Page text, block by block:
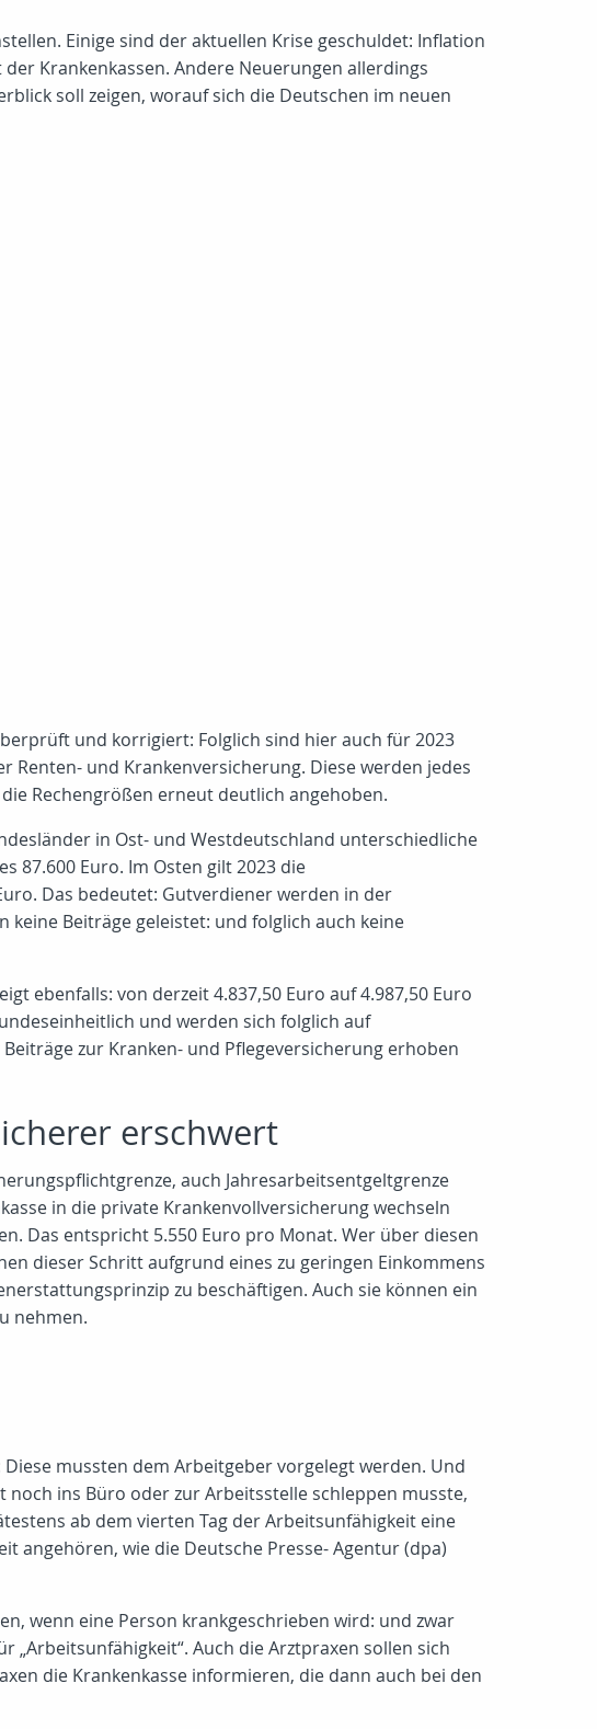
Einige sind der aktuellen Krise geschuldet: Inflation
Krankenkassen. Andere Neuerungen allerdings
soll zeigen, worauf sich die Deutschen im neuen
und korrigiert: Folglich sind hier auch für 2023
Renten- und Krankenversicherung. Diese werden jedes
Rechengrößen erneut deutlich angehoben.
in Ost- und Westdeutschland unterschiedliche
87.600 Euro. Im Osten gilt 2023 die
Das bedeutet: Gutverdiener werden in der
keine Beiträge geleistet: und folglich auch keine
ebenfalls: von derzeit 4.837,50 Euro auf 4.987,50 Euro
und werden sich folglich auf
zur Kranken- und Pflegeversicherung erhoben
erschwert
auch Jahresarbeitsentgeltgrenze
in die private Krankenvollversicherung wechseln
Das entspricht 5.550 Euro pro Monat. Wer über diesen
dieser Schritt aufgrund eines zu geringen Einkommens
zu beschäftigen. Auch sie können ein
nehmen.
mussten dem Arbeitgeber vorgelegt werden. Und
ins Büro oder zur Arbeitsstelle schleppen musste,
ab dem vierten Tag der Arbeitsunfähigkeit eine
angehören, wie die Deutsche Presse- Agentur (dpa)
wenn eine Person krankgeschrieben wird: und zwar
„Arbeitsunfähigkeit“. Auch die Arztpraxen sollen sich
die Krankenkasse informieren, die dann auch bei den